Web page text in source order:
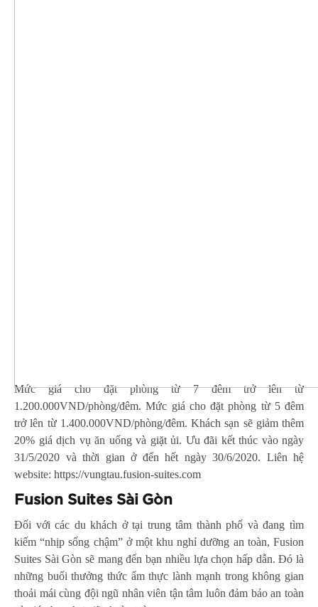
Mức giá cho đặt phòng từ 7 đêm trở lên từ
1.200.000VND/phòng/đêm. Mức giá cho đặt phòng từ 5 đêm
trở lên từ 1.400.000VND/phòng/đêm. Khách sạn sẽ giảm thêm
20% giá dịch vụ ăn uống và giặt ủi. Ưu đãi kết thúc vào ngày
31/5/2020 và thời gian ở đến hết ngày 30/6/2020. Liên hệ
website: https://vungtau.fusion-suites.com
Fusion Suites Sài Gòn
Đối với các du khách ở tại trung tâm thành phố và đang tìm
kiếm “nhịp sống chậm” ở một khu nghỉ dưỡng an toàn, Fusion
Suites Sài Gòn sẽ mang đến bạn nhiều lựa chọn hấp dẫn. Đó là
những buổi thưởng thức ẩm thực lành mạnh trong không gian
thoải mái cùng đội ngũ nhân viên tận tâm luôn đảm bảo an toàn